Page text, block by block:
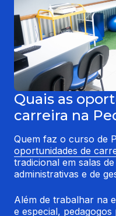
Quais as
carreira na
Quem faz o curso de
oportunidades de
tradicional em salas
administrativas e de
Além de trabalhar na
e especial,